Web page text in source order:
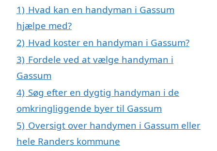
1) Hvad kan en handyman i Gassum
hjælpe med?
2) Hvad koster en handyman i Gassum?
3) Fordele ved at vælge handyman i
Gassum
4) Søg efter en dygtig handyman i de
omkringliggende byer til Gassum
5) Oversigt over handymen i Gassum eller
hele Randers kommune